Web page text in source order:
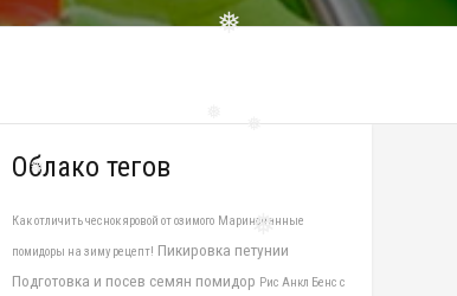
❅
Облако тегов
Как отличить чеснок яровой от озимого Маринованные
помидоры на зиму рецепт! Пикировка петунии
Подготовка и посев семян помидор Рис Анкл Бенс с